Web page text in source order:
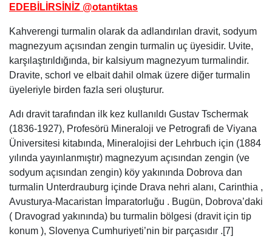
EDEBİLİRSİNİZ @otantiktas
Kahverengi turmalin olarak da adlandırılan dravit, sodyum
magnezyum açısından zengin turmalin uç üyesidir. Uvite,
karşılaştırıldığında, bir kalsiyum magnezyum turmalindir.
Dravite, schorl ve elbait dahil olmak üzere diğer turmalin
üyeleriyle birden fazla seri oluşturur.
Adı dravit tarafından ilk kez kullanıldı Gustav Tschermak
(1836-1927), Profesörü Mineraloji ve Petrografi de Viyana
Üniversitesi kitabında, Mineralojisi der Lehrbuch için (1884
yılında yayınlanmıştır) magnezyum açısından zengin (ve
sodyum açısından zengin) köy yakınında Dobrova dan
turmalin Unterdrauburg içinde Drava nehri alanı, Carinthia ,
Avusturya-Macaristan İmparatorluğu . Bugün, Dobrova’daki
( Dravograd yakınında) bu turmalin bölgesi (dravit için tip
konum ), Slovenya Cumhuriyeti’nin bir parçasıdır .[7]